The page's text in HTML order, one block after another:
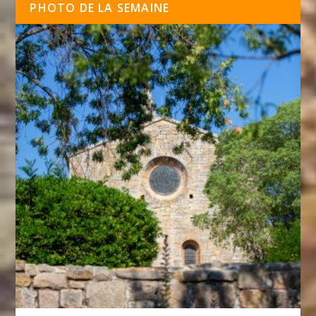
PHOTO DE LA SEMAINE